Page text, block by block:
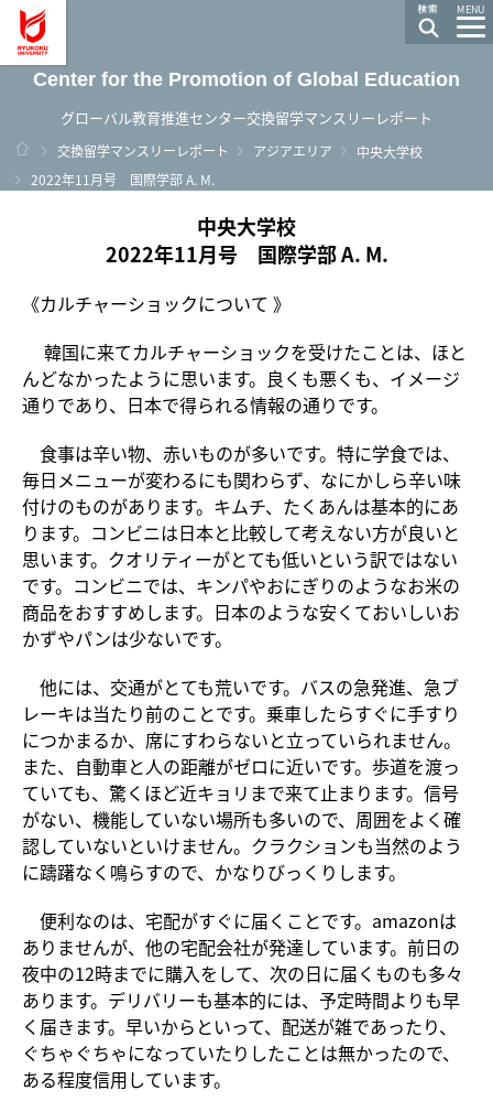
MENU
Center for the Promotion of Global Education
グローバル教育推進センター交換留学マンスリーレポート
ホーム
交換留学マンスリーレポート アジアエリア
中央大学校
2022年11月号 国際学部 A. M.
中央大学校
2022年11月号 国際学部 A. M.
《カルチャーショックについて 》
韓国に来てカルチャーショックを受けたことは、ほと
んどなかったように思います。良くも悪くも、イメージ
通りであり、日本で得られる情報の通りです。
食事は辛い物、赤いものが多いです。特に学食では、
毎日メニューが変わるにも関わらず、なにかしら辛い味
付けのものがあります。キムチ、たくあんは基本的にあ
ります。コンビニは日本と比較して考えない方が良いと
思います。クオリティーがとても低いという訳ではない
です。コンビニでは、キンパやおにぎりのようなお米の
商品をおすすめします。日本のような安くておいしいお
かずやパンは少ないです。
他には、交通がとても荒いです。バスの急発進、急ブ
レーキは当たり前のことです。乗車したらすぐに手すり
につかまるか、席にすわらないと立っていられません。
また、自動車と人の距離がゼロに近いです。歩道を渡っ
ていても、驚くほど近キョリまで来て止まります。信号
がない、機能していない場所も多いので、周囲をよく確
認していないといけません。クラクションも当然のよう
に躊躇なく鳴らすので、かなりびっくりします。
便利なのは、宅配がすぐに届くことです。amazonは
ありませんが、他の宅配会社が発達しています。前日の
夜中の12時までに購入をして、次の日に届くものも多々
あります。デリバリーも基本的には、予定時間よりも早
く届きます。早いからといって、配送が雑であったり、
ぐちゃぐちゃになっていたりしたことは無かったので、
ある程度信用しています。